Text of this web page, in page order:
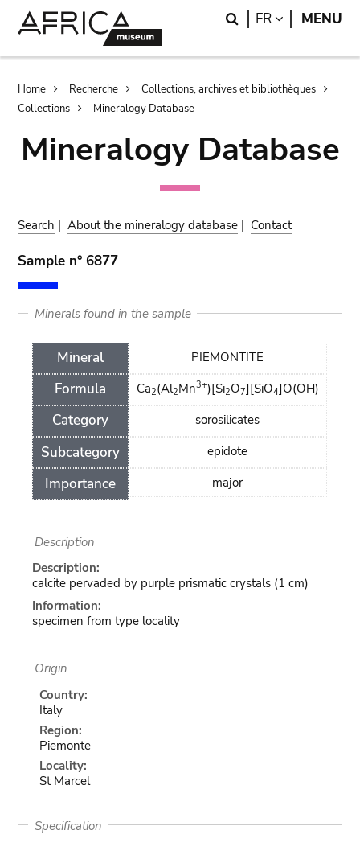
Search
FR LANGUAGE
MENU
Breadcrumb
Home Recherche
Collections, archives et bibliothèques
Collections
Mineralogy Database
Mineralogy Database
Search |About the mineralogy database | Contact
Sample n° 6877
Minerals found in the sample
Mineral
Formula
Category
Subcategory
Importance
PIEMONTITE
Ca2(Al2Mn3+)[Si2O7][SiO4]O(OH)
sorosilicates
epidote
major
Description
Description:
calcite pervaded by purple prismatic crystals (1 cm)
Information:
specimen from type locality
Origin
Country:
Italy
Region:
Piemonte
Locality:
St Marcel
Specification